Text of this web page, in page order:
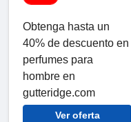
Obtenga hasta un
40% de descuento en
perfumes para
hombre en
gutteridge.com
Ver oferta